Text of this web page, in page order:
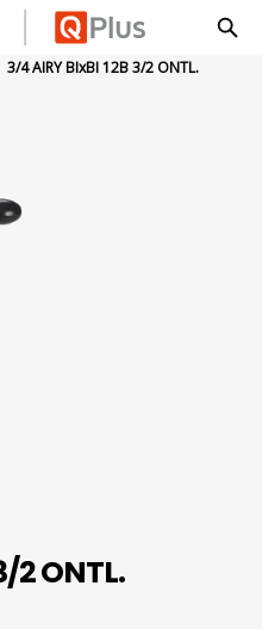
3/2 ONTL.
3/4 AIRY BIxBI 12B 3/2 ONTL.
2 ONTL.